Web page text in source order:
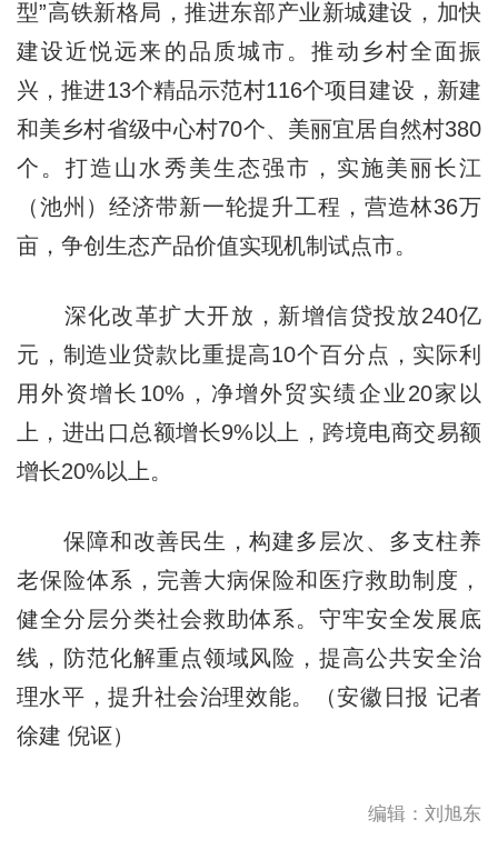
型”高铁新格局，推进东部产业新城建设，加快
建设近悦远来的品质城市。推动乡村全面振
兴，推进13个精品示范村116个项目建设，新建
和美乡村省级中心村70个、美丽宜居自然村380
个。打造山水秀美生态强市，实施美丽长江
（池州）经济带新一轮提升工程，营造林36万
亩，争创生态产品价值实现机制试点市。
深化改革扩大开放，新增信贷投放240亿
元，制造业贷款比重提高10个百分点，实际利
用外资增长10%，净增外贸实绩企业20家以
上，进出口总额增长9%以上，跨境电商交易额
增长20%以上。
保障和改善民生，构建多层次、多支柱养
老保险体系，完善大病保险和医疗救助制度，
健全分层分类社会救助体系。守牢安全发展底
线，防范化解重点领域风险，提高公共安全治
理水平，提升社会治理效能。（安徽日报 记者
徐建 倪讴）
编辑：刘旭东